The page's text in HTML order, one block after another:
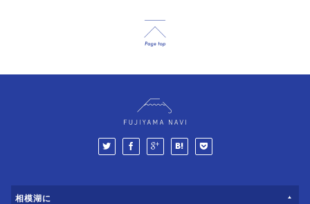
相模湖に